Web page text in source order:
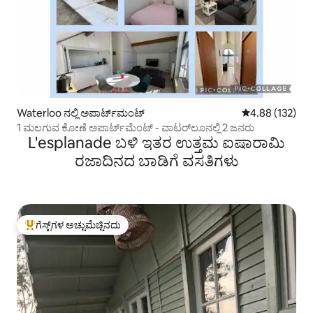
Waterloo ನಲ್ಲಿ ಅಪಾರ್ಟ್‌ಮಂಟ್ 5 ರಲ್ಲಿ 4.88
4.88 (132)
1 ಮಲಗುವ ಕೋಣೆ ಅಪಾರ್ಟ್‌ಮೆಂಟ್ - ವಾಟರ್‌ಲೂನಲ್ಲಿ 2 ಜನರು
L'esplanade ಬಳಿ ಇತರ ಉತ್ತಮ ಐಷಾರಾಮಿ
ರಜಾದಿನದ ಬಾಡಿಗೆ ವಸತಿಗಳು
ಗೆಸ್ಟ್‌ಗಳಿಗೆ ಅತಿ ಹೆಚ್ಚು ಅಚ್ಚುಮೆಚ್ಚಿನದು
ಗೆಸ್ಟ್‌ಗಳ ಅಚ್ಚುಮೆಚ್ಚಿನದು